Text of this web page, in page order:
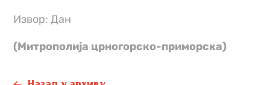
Извор: Дан
(Митрополија црногорско-приморска)